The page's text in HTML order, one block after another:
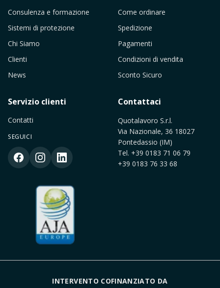
Consulenza e formazione
Sistemi di protezione
Chi Siamo
Clienti
News
Come ordinare
Spedizione
Pagamenti
Condizioni di vendita
Sconto Sicuro
Servizio clienti
Contatti
SEGUICI
Contattaci
Quotalavoro S.r.l.
Via Nazionale, 36 18027
Pontedassio (IM)
Tel. +39 0183 71 06 79
+39 0183 76 33 68
INTERVENTO COFINANZIATO DA